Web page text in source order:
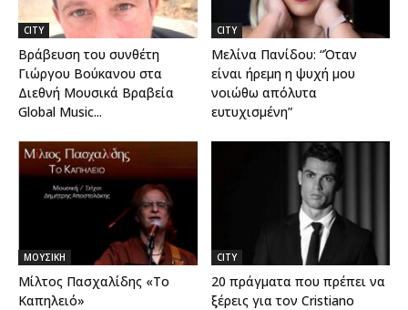
CITY
Βράβευση του συνθέτη
Γιώργου Βούκανου στα
Διεθνή Μουσικά Βραβεία
Global Music...
CITY
Μελίνα Πανίδου: “Όταν
είναι ήρεμη η ψυχή μου
νοιώθω απόλυτα
ευτυχισμένη”
ΜΟΥΣΙΚΗ
Μίλτος Πασχαλίδης «Το
Καπηλειό»
CITY
20 πράγματα που πρέπει να
ξέρεις για τον Cristiano